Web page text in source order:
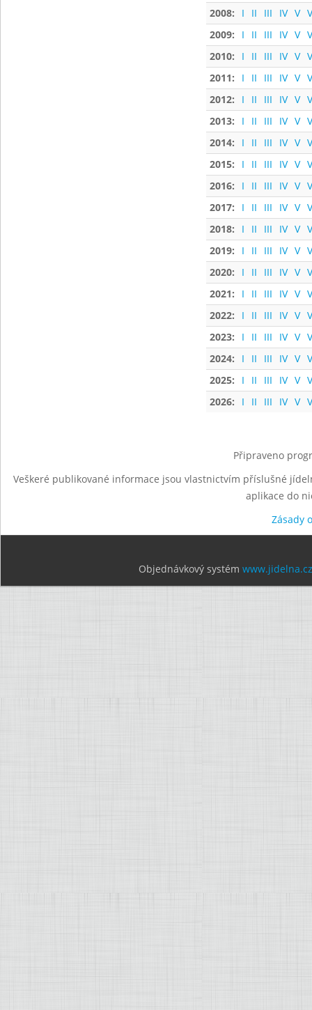
2008:
I II III IV V
2009:
I II III IV V
2010:
I II III IV V
2011:
I II III IV V
2012:
I II III IV V
2013:
I II III IV V
2014:
I II III IV V
2015:
I II III IV V
2016:
I II III IV V
2017:
I II III IV V
2018:
I II III IV V
2019:
I II III IV V
2020:
I II III IV V
2021:
I II III IV V
2022:
I II III IV V
2023:
I II III IV V
2024:
I II III IV V
2025:
I II III IV V
2026:
I II III IV V
Připraveno
Veškeré publikované informace jsou vlastnictvím příslušné
aplikace do
Zásady
Objednávkový systém www.jidelna.cz